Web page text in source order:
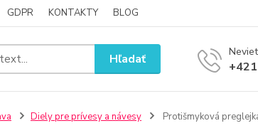
GDPR KONTAKTY BLOG
Hľadať
Diely pre prívesy a návesy Protišmyková